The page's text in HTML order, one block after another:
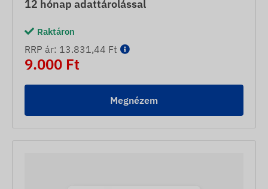
12 hónap adattárolással
Raktáron
RRP ár: 13.831,44 Ft
9.000 Ft
Megnézem